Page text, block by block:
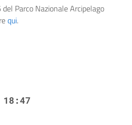
Parco Nazionale Arcipelago
qui.